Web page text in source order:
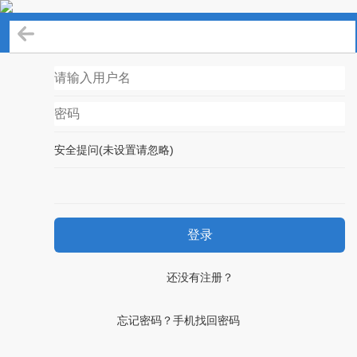
安全提问(未设置请忽略)
登录
还没有注册？
忘记密码？手机找回密码